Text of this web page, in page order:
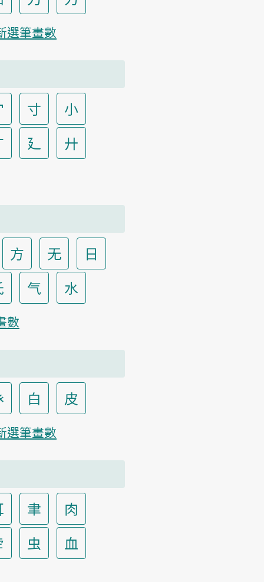
選筆畫數
寸
小
廴
廾
方 无
日
气
水
數
白
皮
選筆畫數
聿
肉
虫
血